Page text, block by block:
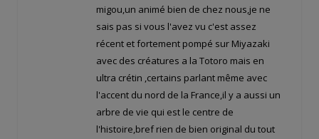
migou,un animé bien de chez nous,je ne
sais pas si vous l'avez vu c'est assez
récent et fortement pompé sur Miyazaki
avec des créatures a la Totoro mais en
ultra crétin ,certains parlant même avec
l'accent du nord de la France,il y a aussi un
arbre de vie qui est le centre de
l'histoire,bref rien de bien original du tout